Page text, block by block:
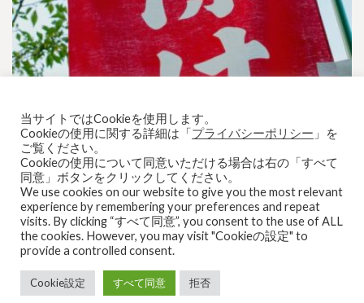
HOME 天体・宇宙 アウトドア 古生物
雑記
アストロNOTEについて
© Copyright 2026 アストロNOTE
当サイトではCookieを使用します。
Cookieの使用に関する詳細は「プライバシーポリシー 」を
ご覧ください。
Cookieの使用について同意いただける場合は右の「すべて
同意」ボタンをクリックしてください。
We use cookies on our website to give you the most relevant
experience by remembering your preferences and repeat
visits. By clicking “すべて同意”, you consent to the use of ALL
the cookies. However, you may visit "Cookieの設定" to
provide a controlled consent.
Cookie設定 すべて同意 拒否